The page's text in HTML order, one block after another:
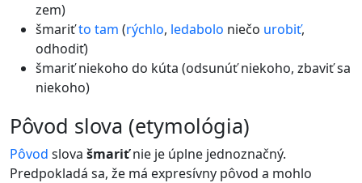
zem)
šmariťto tam (rýchlo, ledabolo niečo urobiť,
odhodiť)
šmariť niekoho do kúta (odsunúť niekoho, zbaviť sa
niekoho)
pôvod slova (etymológia)
Pôvod slova šmariťnie je úplne jednoznačný.
Predpokladá sa, že má expresívny pôvod a mohlo